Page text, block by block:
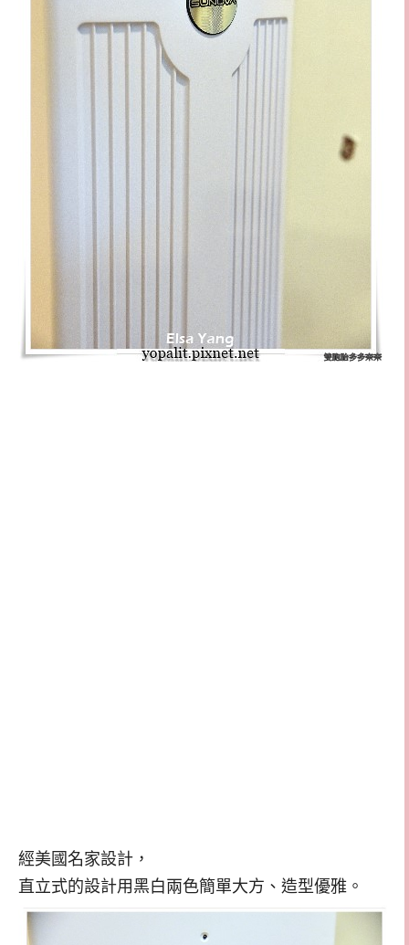
經美國名家設計，
直立式的設計用黑白兩色簡單大方、造型優雅。